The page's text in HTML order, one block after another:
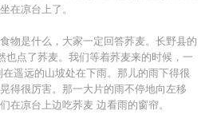
在凉台上了。
是什么，大家一定回答荞麦。长野县的
也点了荞麦。我们等着荞麦来的时候，一
遥远的山坡处在下雨。那儿的雨下得很
得很厉害。那一大片的雨不停地向左移
在凉台上边吃荞麦 边看雨的窗帘。